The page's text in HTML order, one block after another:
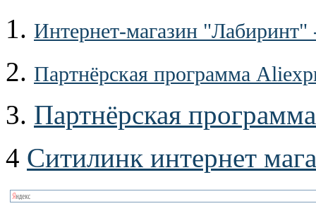
1. Интернет-магазин
2. Партнёрская программа
3. Партнёрская
4 Ситилинк интернет